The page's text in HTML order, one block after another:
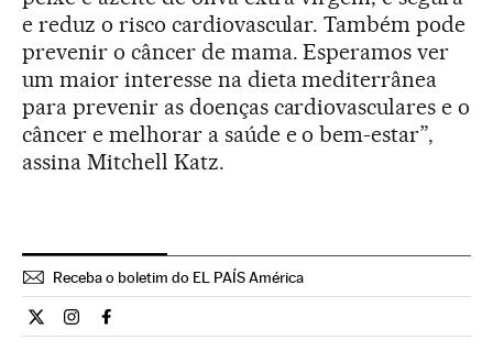
e reduz o risco cardiovascular. Também pode
prevenir o câncer de mama. Esperamos ver
um maior interesse na dieta mediterrânea
para prevenir as doenças cardiovasculares e o
câncer e melhorar a saúde e o bem-estar”,
assina Mitchell Katz.
Receba o boletim do EL PAÍS América
Ciencia El País Brasil en Twitter
Ciencia El País Brasil en Instagram
Ciencia El País Brasil en Facebook